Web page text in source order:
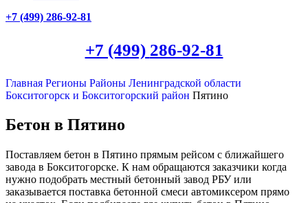
+7 (499) 286-92-81
+7 (499) 286-92-81
Главная Регионы Районы Ленинградской области
Бокситогорск и Бокситогорский район Пятино
Бетон в Пятино
Поставляем бетон в Пятино прямым рейсом с ближайшего
завода в Бокситогорске. К нам обращаются заказчики когда
нужно подобрать местный бетонный завод РБУ или
заказывается поставка бетонной смеси автомиксером прямо